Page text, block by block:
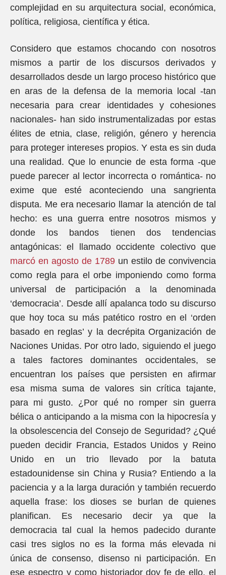
complejidad en su arquitectura social, económica,
política, religiosa, científica y ética.
Considero que estamos chocando con nosotros
mismos a partir de los discursos derivados y
desarrollados desde un largo proceso histórico que
en aras de la defensa de la memoria local -tan
necesaria para crear identidades y cohesiones
nacionales- han sido instrumentalizadas por estas
élites de etnia, clase, religión, género y herencia
para proteger intereses propios. Y esta es sin duda
una realidad. Que lo enuncie de esta forma -que
puede parecer al lector incorrecta o romántica- no
exime que esté aconteciendo una sangrienta
disputa. Me era necesario llamar la atención de tal
hecho: es una guerra entre nosotros mismos y
donde los bandos tienen dos tendencias
antagónicas: el llamado occidente colectivo que
marcó en agosto de 1789 un estilo de convivencia
como regla para el orbe imponiendo como forma
universal de participación a la denominada
‘democracia’. Desde allí apalanca todo su discurso
que hoy toca su más patético rostro en el ‘orden
basado en reglas’ y la decrépita Organización de
Naciones Unidas. Por otro lado, siguiendo el juego
a tales factores dominantes occidentales, se
encuentran los países que persisten en afirmar
esa misma suma de valores sin crítica tajante,
para mi gusto. ¿Por qué no romper sin guerra
bélica o anticipando a la misma con la hipocresía y
la obsolescencia del Consejo de Seguridad? ¿Qué
pueden decidir Francia, Estados Unidos y Reino
Unido en un trio llevado por la batuta
estadounidense sin China y Rusia? Entiendo a la
paciencia y a la larga duración y también recuerdo
aquella frase: los dioses se burlan de quienes
planifican. Es necesario decir ya que la
democracia tal cual la hemos padecido durante
casi tres siglos no es la forma más elevada ni
única de consenso, disenso ni participación. En
ese espectro y como historiador doy fe de ello, el